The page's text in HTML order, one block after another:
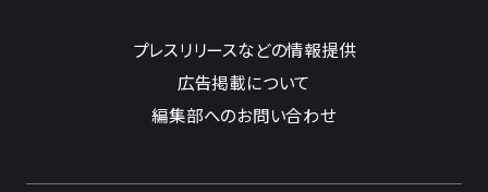
プレスリリースなどの情報提供
広告掲載について
編集部へのお問い合わせ